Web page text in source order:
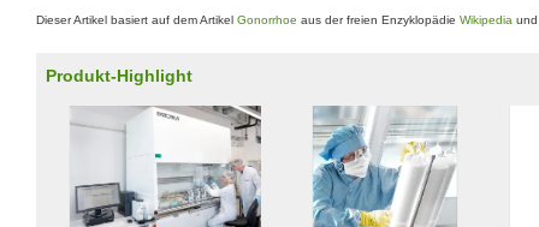
Dieser Artikel basiert auf dem Artikel Gonorrhoe aus der freien Enzyklopädie Wikipedia
Produkt-Highlight